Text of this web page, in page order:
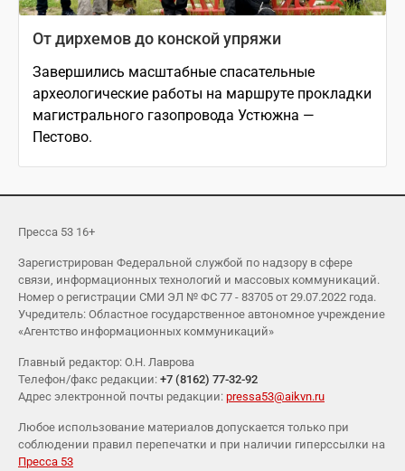
От дирхемов до конской упряжи
Завершились масштабные спасательные
археологические работы на маршруте прокладки
магистрального газопровода Устюжна —
Пестово.
Пресса 53 16+
Зарегистрирован Федеральной службой по надзору в сфере
связи, информационных технологий и массовых коммуникаций.
Номер о регистрации СМИ ЭЛ № ФС 77 - 83705 от 29.07.2022 года.
Учредитель: Областное государственное автономное учреждение
«Агентство информационных коммуникаций»
Главный редактор: О.Н. Лаврова
Телефон/факс редакции: +7 (8162) 77-32-92
Адрес электронной почты редакции: pressa53@aikvn.ru
Любое использование материалов допускается только при
соблюдении правил перепечатки и при наличии гиперссылки на
Пресса 53